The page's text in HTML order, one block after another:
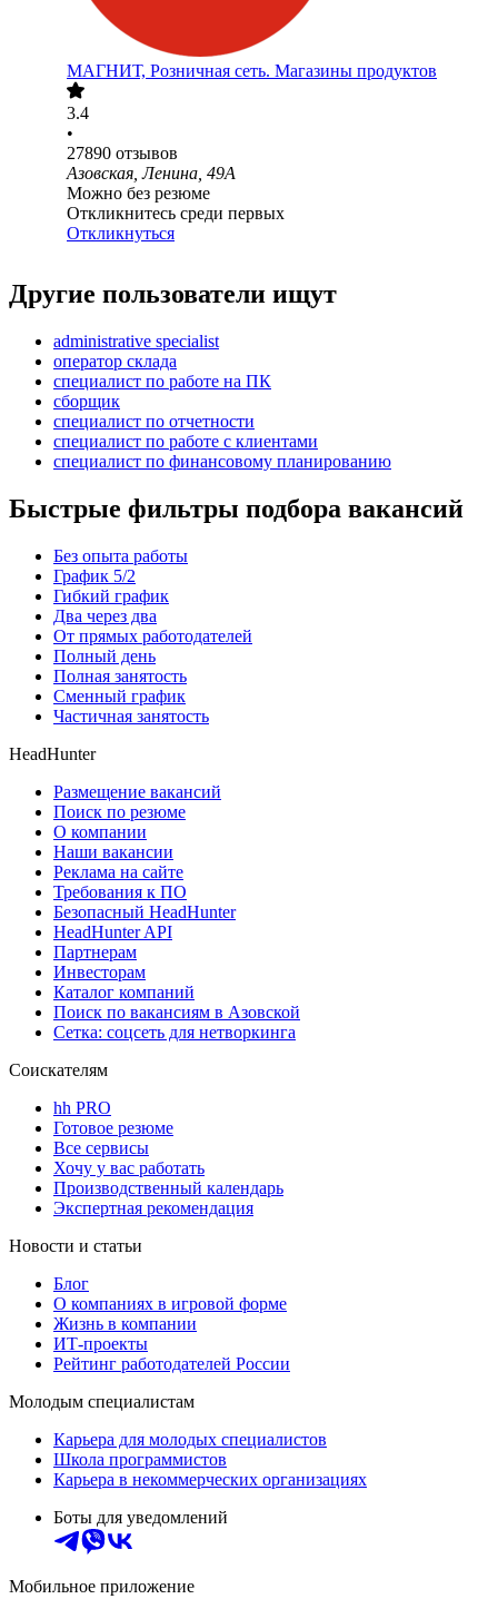
МАГНИТ, Розничная сеть. Магазины продуктов
3.4
•
27890 отзывов
Азовская, Ленина, 49А
Можно без резюме
Откликнитесь среди первых
Откликнуться
Другие пользователи ищут
administrative specialist
оператор склада
специалист по работе на ПК
сборщик
специалист по отчетности
специалист по работе с клиентами
специалист по финансовому планированию
Быстрые фильтры подбора вакансий
Без опыта работы
График 5/2
Гибкий график
Два через два
От прямых работодателей
Полный день
Полная занятость
Сменный график
Частичная занятость
HeadHunter
Размещение вакансий
Поиск по резюме
О компании
Наши вакансии
Реклама на сайте
Требования к ПО
Безопасный HeadHunter
HeadHunter API
Партнерам
Инвесторам
Каталог компаний
Поиск по вакансиям в Азовской
Сетка: соцсеть для нетворкинга
Соискателям
hh PRO
Готовое резюме
Все сервисы
Хочу у вас работать
Производственный календарь
Экспертная рекомендация
Новости и статьи
Блог
О компаниях в игровой форме
Жизнь в компании
ИТ-проекты
Рейтинг работодателей России
Молодым специалистам
Карьера для молодых специалистов
Школа программистов
Карьера в некоммерческих организациях
Боты для уведомлений
Мобильное приложение